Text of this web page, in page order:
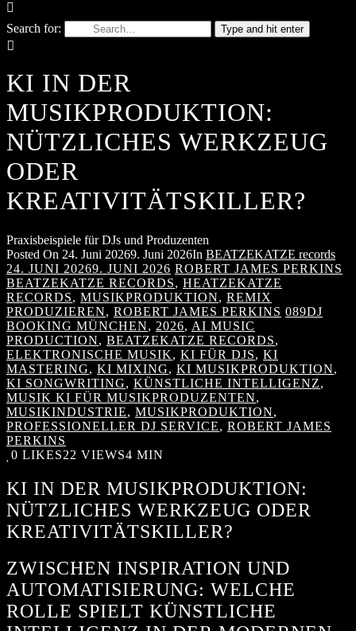
Search for: Type and hit enter
KI IN DER
MUSIKPRODUKTION:
NÜTZLICHES WERKZEUG
ODER
KREATIVITÄTSKILLER?
Praxisbeispiele für DJs und Produzenten
Posted On 24. Juni 20269. Juni 2026In BEATZEKATZE records
24. JUNI 20269. JUNI 2026 ROBERT JAMES PERKINS
BEATZEKATZE RECORDS, HEATZEKATZE
RECORDS, MUSIKPRODUKTION, REMIX
PRODUZIEREN, ROBERT JAMES PERKINS 089DJ
BOOKING MÜNCHEN, 2026, AI MUSIC
PRODUCTION, BEATZEKATZE RECORDS,
ELEKTRONISCHE MUSIK, KI FÜR DJS, KI
MASTERING, KI MIXING, KI MUSIKPRODUKTION,
KI SONGWRITING, KÜNSTLICHE INTELLIGENZ,
MUSIK KI FÜR MUSIKPRODUZENTEN,
MUSIKINDUSTRIE, MUSIKPRODUKTION,
PROFESSIONELLER DJ SERVICE, ROBERT JAMES
PERKINS
0 LIKES22 VIEWS4 MIN
KI IN DER MUSIKPRODUKTION:
NÜTZLICHES WERKZEUG ODER
KREATIVITÄTSKILLER?
ZWISCHEN INSPIRATION UND
AUTOMATISIERUNG: WELCHE
ROLLE SPIELT KÜNSTLICHE